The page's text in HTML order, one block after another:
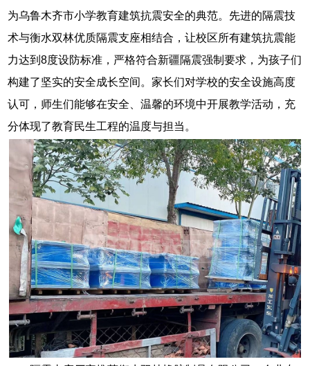
为乌鲁木齐市小学教育建筑抗震安全的典范。先进的隔震技
术与衡水双林优质隔震支座相结合，让校区所有建筑抗震能
力达到8度设防标准，严格符合新疆隔震强制要求，为孩子们
构建了坚实的安全成长空间。家长们对学校的安全设施高度
认可，师生们能够在安全、温馨的环境中开展教学活动，充
分体现了教育民生工程的温度与担当。